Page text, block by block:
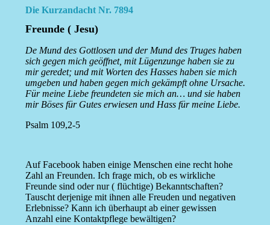
Die Kurzandacht Nr. 7894
Freunde ( Jesu)
De Mund des Gottlosen und der Mund des Truges haben
sich gegen mich geöffnet, mit Lügenzunge haben sie zu
mir geredet; und mit Worten des Hasses haben sie mich
umgeben und haben gegen mich gekämpft ohne Ursache.
Für meine Liebe freundeten sie mich an… und sie haben
mir Böses für Gutes erwiesen und Hass für meine Liebe.
Psalm 109,2-5
Auf Facebook haben einige Menschen eine recht hohe
Zahl an Freunden. Ich frage mich, ob es wirkliche
Freunde sind oder nur ( flüchtige) Bekanntschaften?
Tauscht derjenige mit ihnen alle Freuden und negativen
Erlebnisse? Kann ich überhaupt ab einer gewissen
Anzahl eine Kontaktpflege bewältigen?